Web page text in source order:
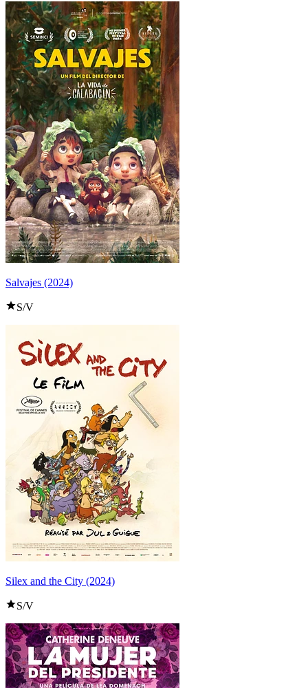
Salvajes (2024)
S/V
Silex and the City (2024)
S/V